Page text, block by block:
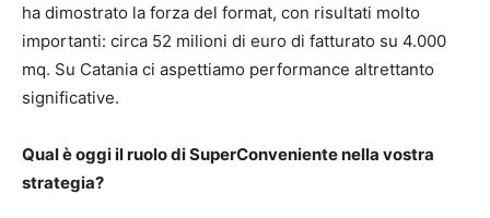
ha dimostrato la forza del format, con risultati molto
importanti: circa 52 milioni di euro di fatturato su 4.000
mq. Su Catania ci aspettiamo performance altrettanto
significative.
Qual è oggi il ruolo di SuperConveniente nella vostra
strategia?